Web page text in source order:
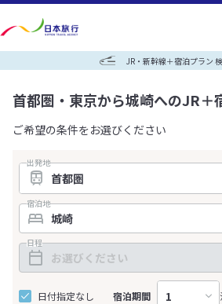
JR・新幹線＋宿泊プラン
首都圏・東京から城崎へのJR＋
ご希望の条件をお選びください
出発地
宿泊地
日程
日付指定なし 宿泊期間